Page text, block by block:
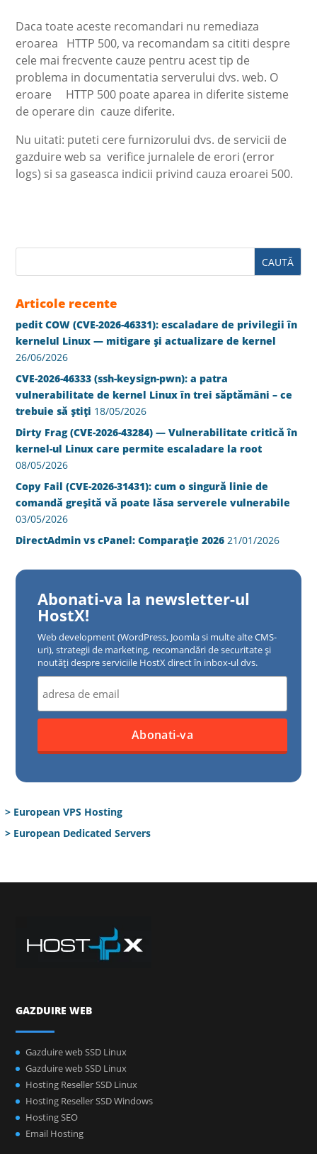
Daca toate aceste recomandari nu remediaza
eroarea HTTP 500, va recomandam sa cititi despre
cele mai frecvente cauze pentru acest tip de
problema in documentatia serverului dvs. web. O
eroare HTTP 500 poate aparea in diferite sisteme
de operare din cauze diferite.
Nu uitati: puteti cere furnizorului dvs. de servicii de
gazduire web sa verifice jurnalele de erori (error
logs) si sa gaseasca indicii privind cauza eroarei 500.
Articole recente
pedit COW (CVE-2026-46331): escaladare de privilegii în
kernelul Linux — mitigare și actualizare de kernel
26/06/2026
CVE-2026-46333 (ssh-keysign-pwn): a patra
vulnerabilitate de kernel Linux în trei săptămâni – ce
trebuie să știți 18/05/2026
Dirty Frag (CVE-2026-43284) — Vulnerabilitate critică în
kernel-ul Linux care permite escaladare la root
08/05/2026
Copy Fail (CVE-2026-31431): cum o singură linie de
comandă greșită vă poate lăsa serverele vulnerabile
03/05/2026
DirectAdmin vs cPanel: Comparație 2026 21/01/2026
Abonati-va la newsletter-ul
HostX!
Web development (WordPress, Joomla si multe alte CMS-
uri), strategii de marketing, recomandări de securitate și
noutăți despre serviciile HostX direct în inbox-ul dvs.
> European VPS Hosting
> European Dedicated Servers
GAZDUIRE WEB
Gazduire web SSD Linux
Gazduire web SSD Linux
Hosting Reseller SSD Linux
Hosting Reseller SSD Windows
Hosting SEO
Email Hosting